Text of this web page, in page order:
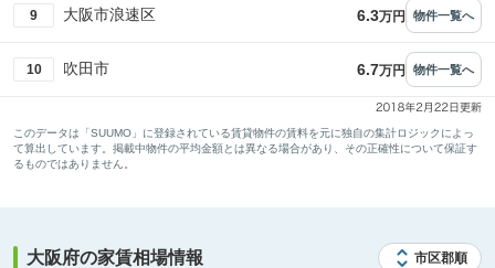
9 大阪市浪速区 6.3万円 物件一覧へ
10 吹田市 6.7万円 物件一覧へ
このデータは「SUUMO」に登録されている賃貸物件の賃料を元に独自の集計ロジックによっ
て算出しています。掲載中物件の平均金額とは異なる場合があり、その正確性について保証す
るものではありません。
大阪府の家賃相場情報 市区郡順